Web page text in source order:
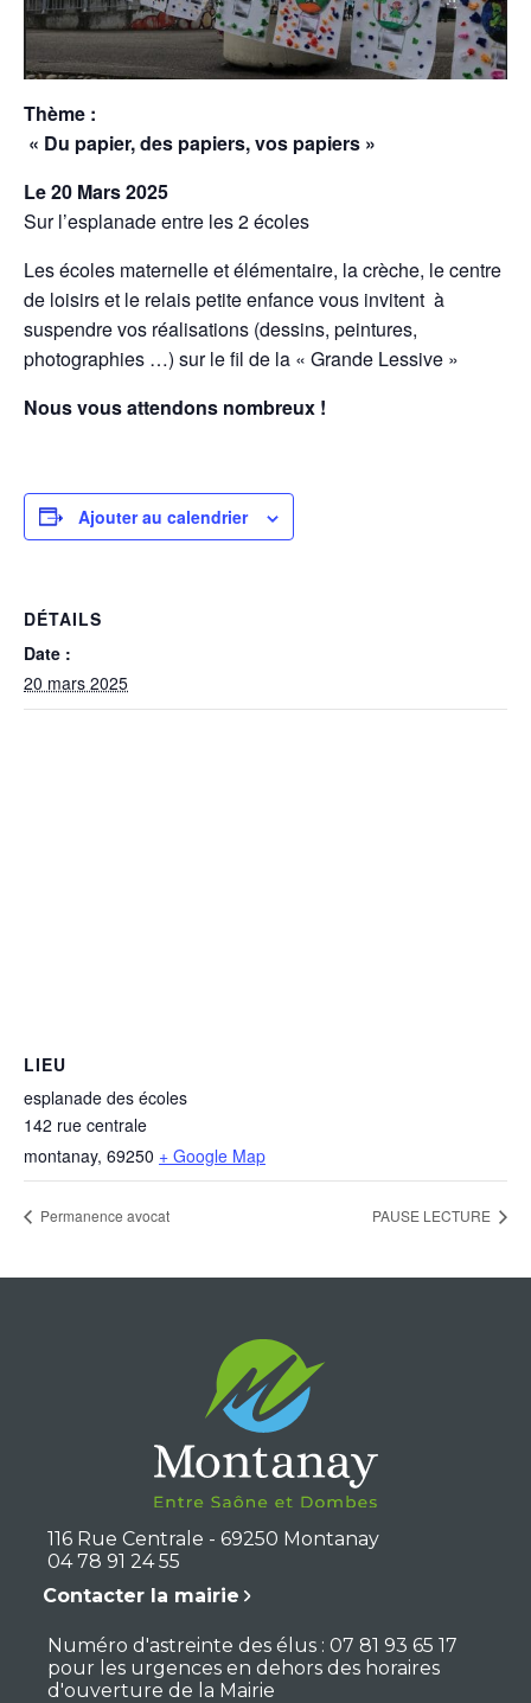
Thème :
« Du papier, des papiers, vos papiers »
Le 20 Mars 2025
Sur l’esplanade entre les 2 écoles
Les écoles maternelle et élémentaire, la crèche, le centre
de loisirs et le relais petite enfance vous invitent à
suspendre vos réalisations (dessins, peintures,
photographies …) sur le fil de la « Grande Lessive »
Nous vous attendons nombreux !
Ajouter au calendrier
DÉTAILS
Date :
20 mars 2025
LIEU
esplanade des écoles
142 rue centrale
montanay, 69250 + Google Map
Permanence avocat PAUSE LECTURE
116 Rue Centrale - 69250 Montanay
04 78 91 24 55
Contacter la mairie
Numéro d'astreinte des élus : 07 81 93 65 17
pour les urgences en dehors des horaires
d'ouverture de la Mairie